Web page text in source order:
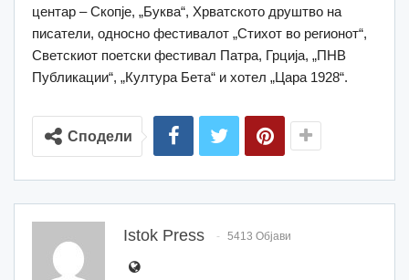
центар ‒ Скопје, „Буквa“, Хрватското друштво на
писатели, односно фестивалот „Стихот во регионот“,
Светскиот поетски фестивал Патра, Грција, „ПНВ
Публикации“, „Култура Бета“ и хотел „Цара 1928“.
Сподели
Istok Press 5413 Објави